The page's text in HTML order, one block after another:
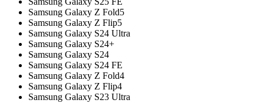
Samsung Galaxy Z Fold5
Samsung Galaxy Z Flip5
Samsung Galaxy S24 Ultra
Samsung Galaxy S24+
Samsung Galaxy S24
Samsung Galaxy S24 FE
Samsung Galaxy Z Fold4
Samsung Galaxy Z Flip4
Samsung Galaxy S23 Ultra